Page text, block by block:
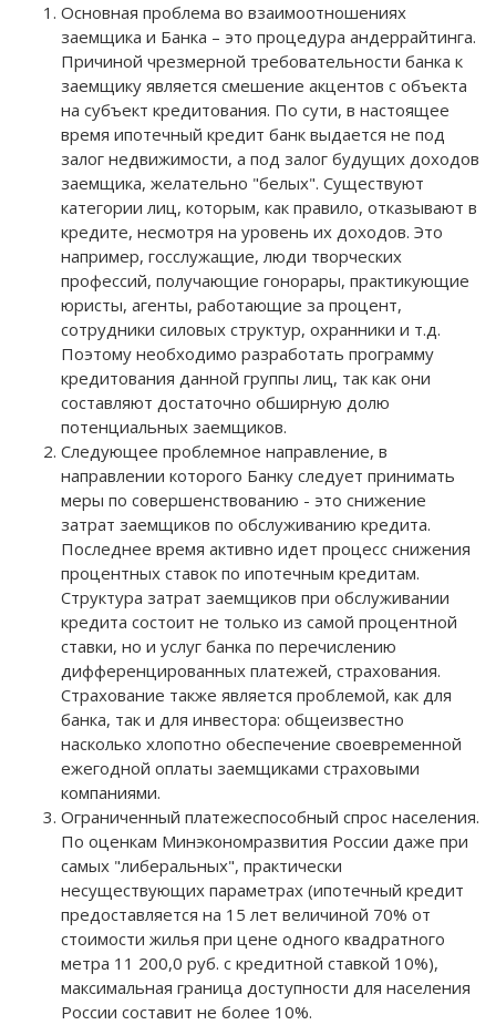
Основная проблема во взаимоотношениях
заемщика и Банка – это процедура андеррайтинга.
Причиной чрезмерной требовательности банка к
заемщику является смешение акцентов с объекта
на субъект кредитования. По сути, в настоящее
время ипотечный кредит банк выдается не под
залог недвижимости, а под залог будущих доходов
заемщика, желательно "белых". Существуют
категории лиц, которым, как правило, отказывают в
кредите, несмотря на уровень их доходов. Это
например, госслужащие, люди творческих
профессий, получающие гонорары, практикующие
юристы, агенты, работающие за процент,
сотрудники силовых структур, охранники и т.д.
Поэтому необходимо разработать программу
кредитования данной группы лиц, так как они
составляют достаточно обширную долю
потенциальных заемщиков.
Следующее проблемное направление, в
направлении которого Банку следует принимать
меры по совершенствованию - это снижение
затрат заемщиков по обслуживанию кредита.
Последнее время активно идет процесс снижения
процентных ставок по ипотечным кредитам.
Структура затрат заемщиков при обслуживании
кредита состоит не только из самой процентной
ставки, но и услуг банка по перечислению
дифференцированных платежей, страхования.
Страхование также является проблемой, как для
банка, так и для инвестора: общеизвестно
насколько хлопотно обеспечение своевременной
ежегодной оплаты заемщиками страховыми
компаниями.
Ограниченный платежеспособный спрос населения.
По оценкам Минэкономразвития России даже при
самых "либеральных", практически
несуществующих параметрах (ипотечный кредит
предоставляется на 15 лет величиной 70% от
стоимости жилья при цене одного квадратного
метра 11 200,0 руб. с кредитной ставкой 10%),
максимальная граница доступности для населения
России составит не более 10%.